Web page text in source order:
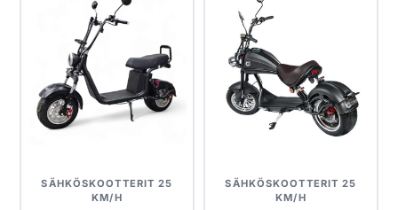
SÄHKÖSKOOTTERIT 25
KM/H
SÄHKÖSKOOTTERIT 25
KM/H